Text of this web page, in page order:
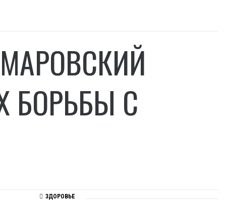
БОРЬБЫ С
ЗДОРОВЬЕ